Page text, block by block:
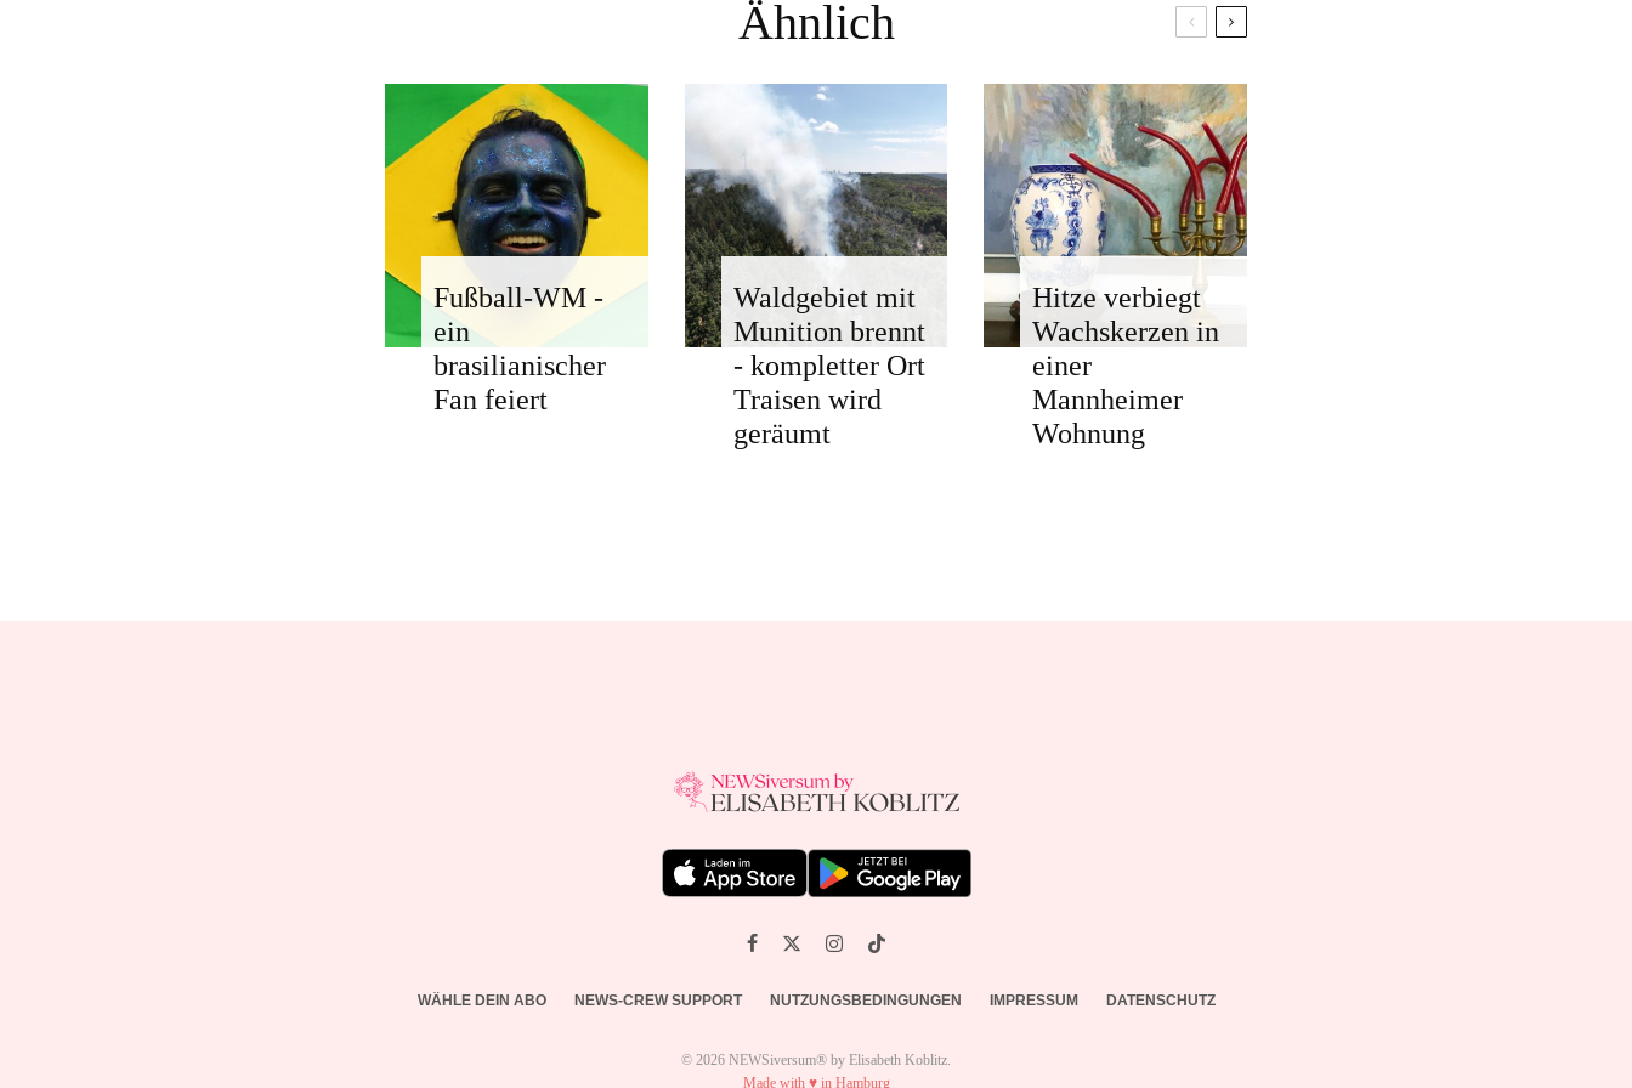
Ähnlich
Fußball-WM -
ein
brasilianischer
Fan feiert
Waldgebiet mit
Munition brennt
- kompletter Ort
Traisen wird
geräumt
Hitze verbiegt
Wachskerzen in
einer
Mannheimer
Wohnung
WÄHLE DEIN ABO NEWS-CREW SUPPORT NUTZUNGSBEDINGUNGEN IMPRESSUM DATENSCHUTZ
© 2026 NEWSiversum® by Elisabeth Koblitz.
Made with ♥ in Hamburg